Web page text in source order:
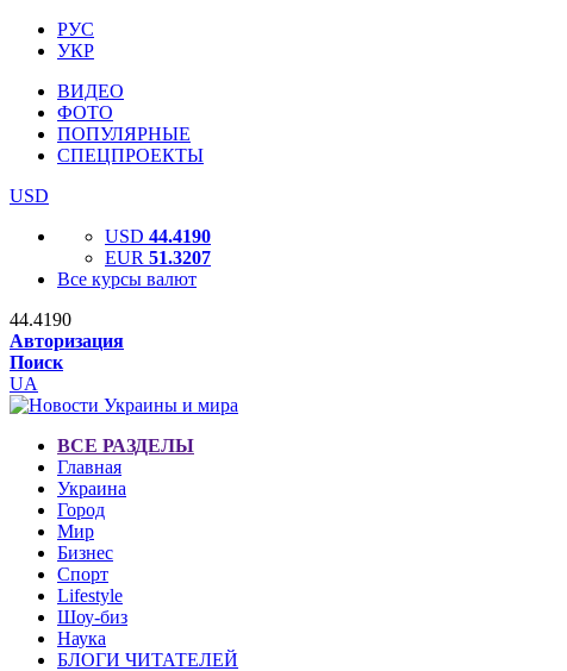
РУС
УКР
ВИДЕО
ФОТО
ПОПУЛЯРНЫЕ
СПЕЦПРОЕКТЫ
USD
USD 44.4190
EUR 51.3207
Все курсы валют
44.4190
Авторизация
Поиск
UA
ВСЕ РАЗДЕЛЫ
Главная
Украина
Город
Мир
Бизнес
Спорт
Lifestyle
Шоу-биз
Наука
БЛОГИ ЧИТАТЕЛЕЙ